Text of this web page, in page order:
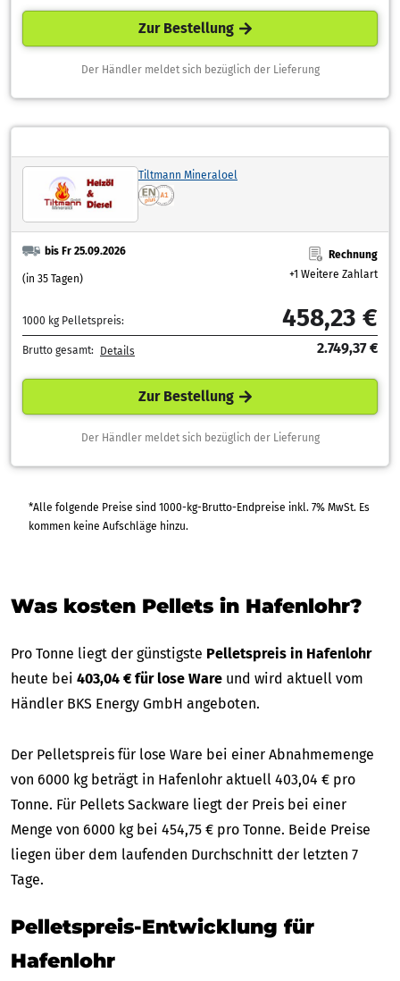
Zur Bestellung
Der Händler meldet sich bezüglich der Lieferung
Tiltmann Mineraloel
bis Fr 25.09.2026
(in 35 Tagen)
Rechnung
+1 Weitere Zahlart
1000 kg Pelletspreis: 458,23 €
Brutto gesamt: Details 2.749,37 €
Zur Bestellung
Der Händler meldet sich bezüglich der Lieferung
*Alle folgende Preise sind 1000-kg-Brutto-Endpreise inkl. 7% MwSt. Es
kommen keine Aufschläge hinzu.
Was kosten Pellets in Hafenlohr?
Pro Tonne liegt der günstigste Pelletspreis in Hafenlohr
heute bei 403,04 € für lose Ware und wird aktuell vom
Händler BKS Energy GmbH angeboten.
Der Pelletspreis für lose Ware bei einer Abnahmemenge
von 6000 kg beträgt in Hafenlohr aktuell 403,04 € pro
Tonne. Für Pellets Sackware liegt der Preis bei einer
Menge von 6000 kg bei 454,75 € pro Tonne. Beide Preise
liegen über dem laufenden Durchschnitt der letzten 7
Tage.
Pelletspreis-Entwicklung für
Hafenlohr